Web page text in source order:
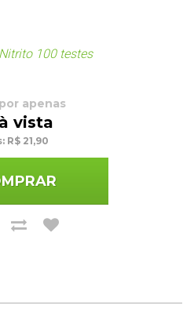
100 testes
por apenas
vista
R$ 21,90